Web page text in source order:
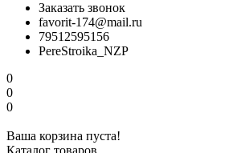
Заказать звонок
favorit-174@mail.ru
79512595156
PereStroika_NZP
0
0
0
Ваша корзина пуста!
Каталог товаров